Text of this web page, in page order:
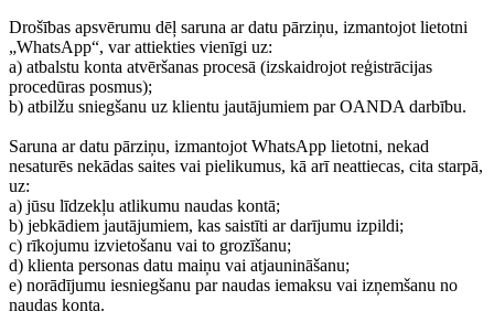
Drošības apsvērumu dēļ saruna ar datu pārziņu, izmantojot lietotni
„WhatsApp“, var attiekties vienīgi uz:
a) atbalstu konta atvēršanas procesā (izskaidrojot reģistrācijas
procedūras posmus);
b) atbilžu sniegšanu uz klientu jautājumiem par OANDA darbību.
Saruna ar datu pārziņu, izmantojot WhatsApp lietotni, nekad
nesaturēs nekādas saites vai pielikumus, kā arī neattiecas, cita starpā,
uz:
a) jūsu līdzekļu atlikumu naudas kontā;
b) jebkādiem jautājumiem, kas saistīti ar darījumu izpildi;
c) rīkojumu izvietošanu vai to grozīšanu;
d) klienta personas datu maiņu vai atjaunināšanu;
e) norādījumu iesniegšanu par naudas iemaksu vai izņemšanu no
naudas konta.